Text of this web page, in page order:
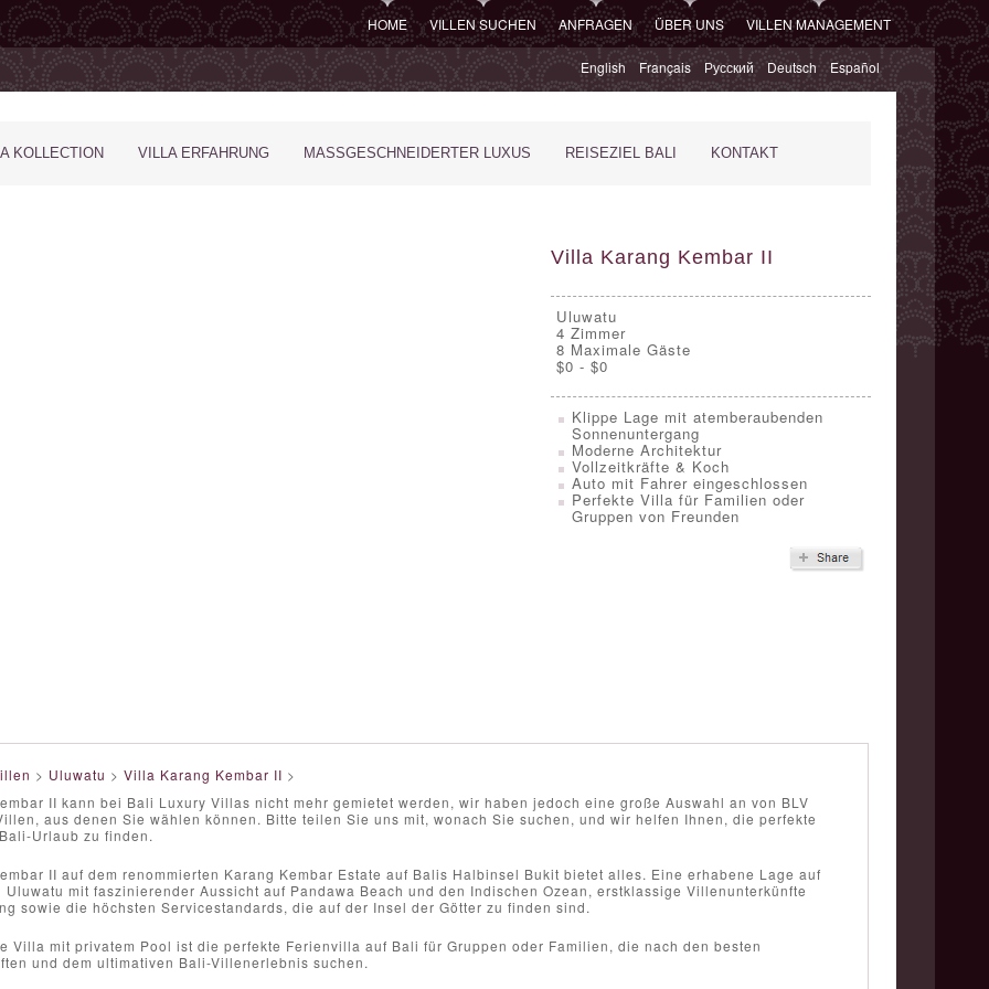
HOME VILLEN SUCHEN ANFRAGEN ÜBER UNS VILLEN MANAGEMENT
English Français Русский Deutsch Español
KOLLECTION VILLA ERFAHRUNG MASSGESCHNEIDERTER LUXUS REISEZIEL BALI KONTAKT
Villa Karang Kembar II
Uluwatu
4 Zimmer
8 Maximale Gäste
$0 - $0
Klippe Lage mit atemberaubenden
Sonnenuntergang
Moderne Architektur
Vollzeitkräfte & Koch
Auto mit Fahrer eingeschlossen
Perfekte Villa für Familien oder
Gruppen von Freunden
> Uluwatu > Villa Karang Kembar II >
II kann bei Bali Luxury Villas nicht mehr gemietet werden, wir haben jedoch eine große Auswahl an von BLV
aus denen Sie wählen können. Bitte teilen Sie uns mit, wonach Sie suchen, und wir helfen Ihnen, die perfekte
Urlaub zu finden.
II auf dem renommierten Karang Kembar Estate auf Balis Halbinsel Bukit bietet alles. Eine erhabene Lage auf
mit faszinierender Aussicht auf Pandawa Beach und den Indischen Ozean, erstklassige Villenunterkünfte
sowie die höchsten Servicestandards, die auf der Insel der Götter zu finden sind.
Villa mit privatem Pool ist die perfekte Ferienvilla auf Bali für Gruppen oder Familien, die nach den besten
und dem ultimativen Bali-Villenerlebnis suchen.